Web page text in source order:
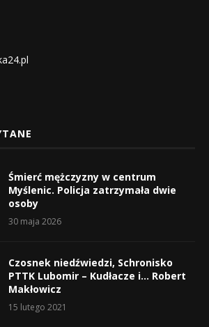
Śmierć mężczyzny w centrum
Myślenic. Policja zatrzymała dwie
osoby
30 maja 2026
Czosnek niedźwiedzi, Schronisko
PTTK Lubomir – Kudłacze i… Robert
Makłowicz
15 lutego 2021